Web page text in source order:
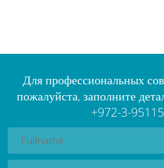
Для профессиональных
пожалуйста, заполните
+972-3-